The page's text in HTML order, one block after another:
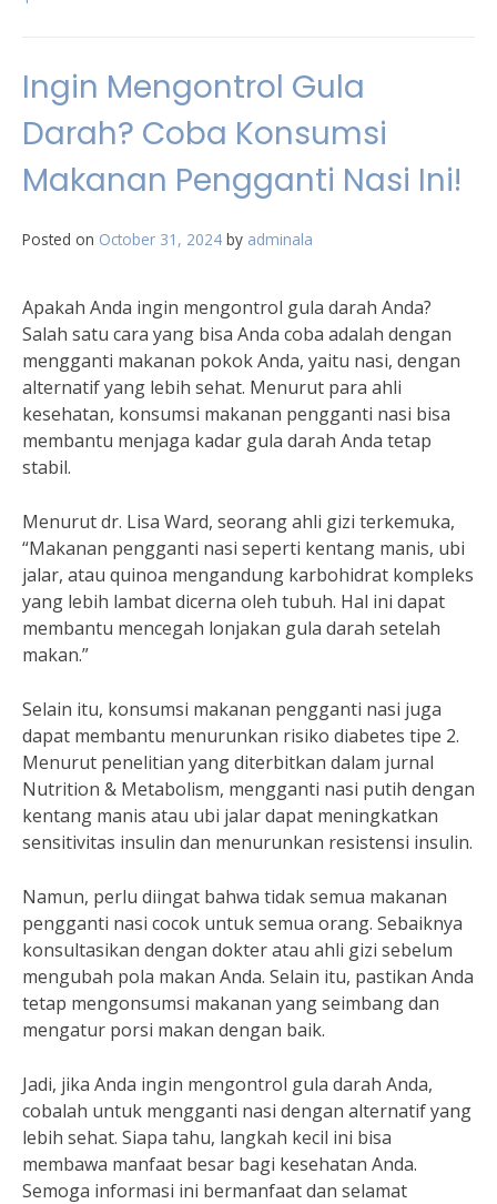
Ingin Mengontrol Gula
Darah? Coba Konsumsi
Makanan Pengganti Nasi Ini!
Posted on October 31, 2024 by adminala
Apakah Anda ingin mengontrol gula darah Anda?
Salah satu cara yang bisa Anda coba adalah dengan
mengganti makanan pokok Anda, yaitu nasi, dengan
alternatif yang lebih sehat. Menurut para ahli
kesehatan, konsumsi makanan pengganti nasi bisa
membantu menjaga kadar gula darah Anda tetap
stabil.
Menurut dr. Lisa Ward, seorang ahli gizi terkemuka,
“Makanan pengganti nasi seperti kentang manis, ubi
jalar, atau quinoa mengandung karbohidrat kompleks
yang lebih lambat dicerna oleh tubuh. Hal ini dapat
membantu mencegah lonjakan gula darah setelah
makan.”
Selain itu, konsumsi makanan pengganti nasi juga
dapat membantu menurunkan risiko diabetes tipe 2.
Menurut penelitian yang diterbitkan dalam jurnal
Nutrition & Metabolism, mengganti nasi putih dengan
kentang manis atau ubi jalar dapat meningkatkan
sensitivitas insulin dan menurunkan resistensi insulin.
Namun, perlu diingat bahwa tidak semua makanan
pengganti nasi cocok untuk semua orang. Sebaiknya
konsultasikan dengan dokter atau ahli gizi sebelum
mengubah pola makan Anda. Selain itu, pastikan Anda
tetap mengonsumsi makanan yang seimbang dan
mengatur porsi makan dengan baik.
Jadi, jika Anda ingin mengontrol gula darah Anda,
cobalah untuk mengganti nasi dengan alternatif yang
lebih sehat. Siapa tahu, langkah kecil ini bisa
membawa manfaat besar bagi kesehatan Anda.
Semoga informasi ini bermanfaat dan selamat